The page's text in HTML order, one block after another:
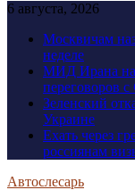
6 августа, 2026
Москвичам
неделе
МИД Ирана
переговоров
Зеленский
Украине
Ехать через
россиянам
Автослесарь